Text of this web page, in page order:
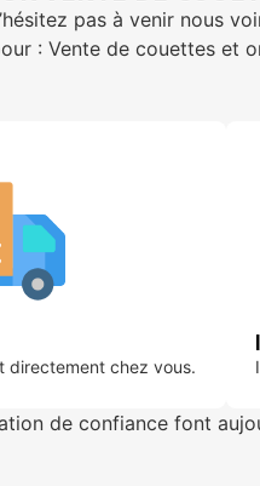
pas à venir nous
: Vente de couettes et
directement chez vous.
de confiance font